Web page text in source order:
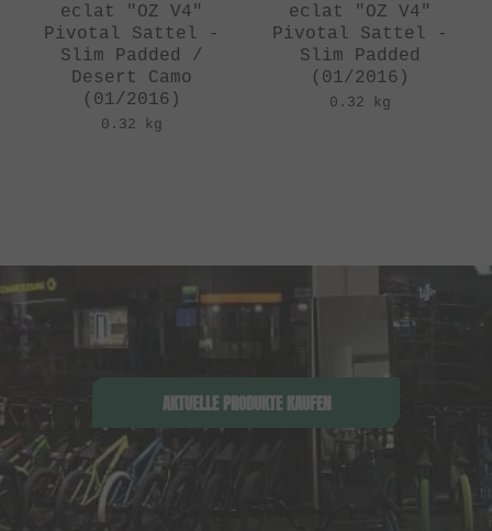
eclat "OZ V4"
Pivotal Sattel -
Slim Padded /
Desert Camo
(01/2016)
0.32 kg
eclat "OZ V4"
Pivotal Sattel -
Slim Padded
(01/2016)
0.32 kg
AKTUELLE PRODUKTE KAUFEN